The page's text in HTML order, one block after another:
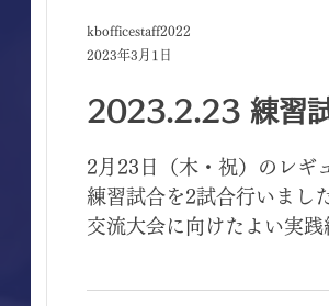
2023.2.23 練習
2月23日（木・祝）のレギ
練習試合を2試合行いまし
交流大会に向けたよい実
kbofficestaff2022
2023年3月1日